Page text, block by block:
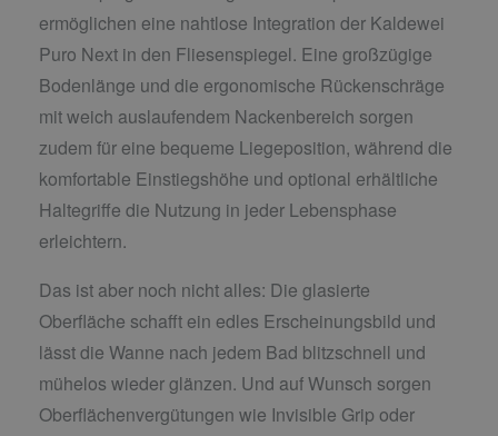
ermöglichen eine nahtlose Integration der Kaldewei
Puro Next in den Fliesenspiegel. Eine großzügige
Bodenlänge und die ergonomische Rückenschräge
mit weich auslaufendem Nackenbereich sorgen
zudem für eine bequeme Liegeposition, während die
komfortable Einstiegshöhe und optional erhältliche
Haltegriffe die Nutzung in jeder Lebensphase
erleichtern.
Das ist aber noch nicht alles: Die glasierte
Oberfläche schafft ein edles Erscheinungsbild und
lässt die Wanne nach jedem Bad blitzschnell und
mühelos wieder glänzen. Und auf Wunsch sorgen
Oberflächenvergütungen wie Invisible Grip oder